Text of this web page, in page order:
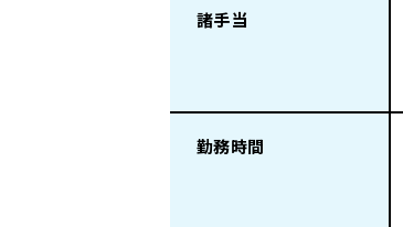
諸手当
勤務時間